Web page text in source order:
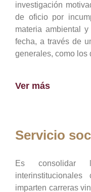
investigación
de oficio por
materia ambiental
fecha, a través de
generales, como los
Ver más
Servicio
Es consolidar
imparten carreras